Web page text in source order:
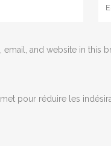
email, and website in this
pour réduire les